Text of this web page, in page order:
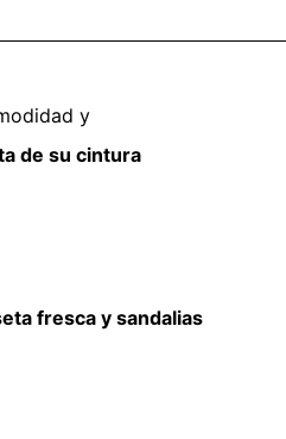
y
de su cintura
fresca y sandalias